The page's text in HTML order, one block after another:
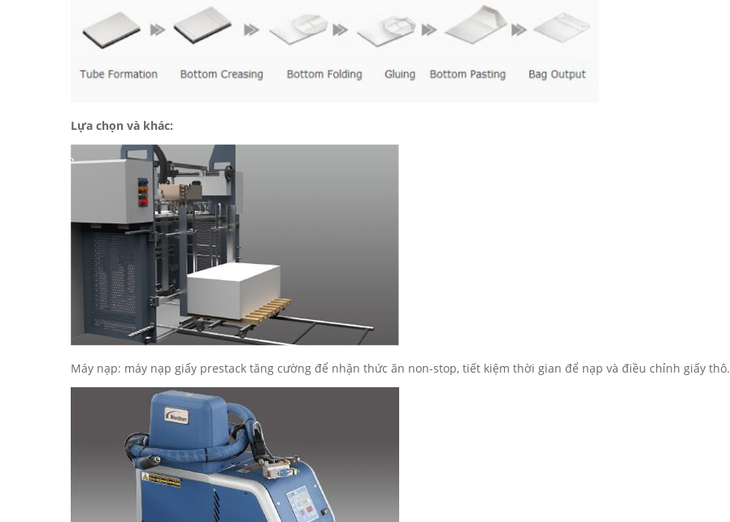
Lựa chọn và khác:
Máy nạp: máy nạp giấy prestack tăng cường để nhận thức ăn non-stop, tiết kiệm thời gian để nạp và điều chỉnh giấy thô.